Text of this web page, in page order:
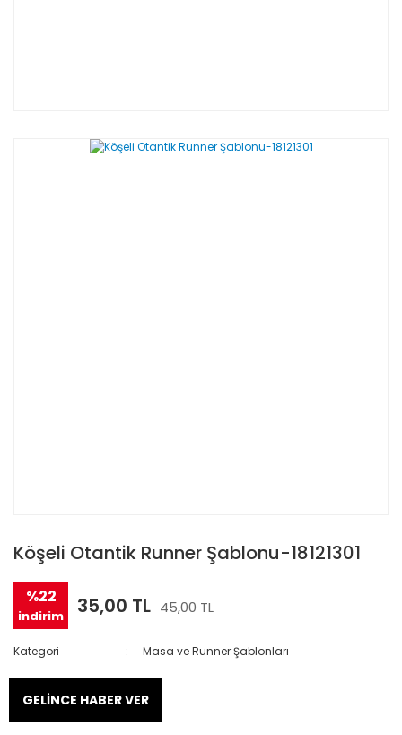
Köşeli Otantik Runner Şablonu-18121301
%22
indirim 35,00 TL 45,00 TL
Kategori Masa ve Runner Şablonları
GELİNCE HABER VER